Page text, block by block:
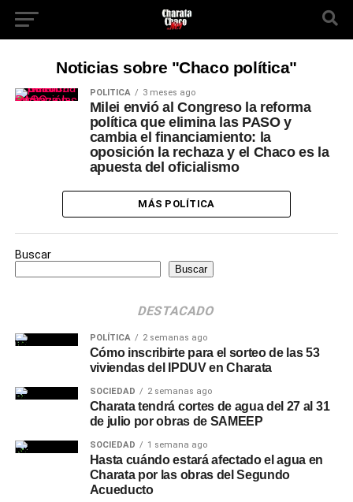
Noticias sobre "Chaco política"
POLÍTICA 3 meses ago
Milei envió al Congreso la reforma
política que elimina las PASO y
cambia el financiamiento: la
oposición la rechaza y el Chaco es la
apuesta del oficialismo
MÁS POLÍTICA
Buscar
Buscar
DESTACADO
POLÍTICA 2 semanas ago
Cómo inscribirte para el sorteo de las 53
viviendas del IPDUV en Charata
SOCIEDAD 2 semanas ago
Charata tendrá cortes de agua del 27 al 31
de julio por obras de SAMEEP
SOCIEDAD 1 semana ago
Hasta cuándo estará afectado el agua en
Charata por las obras del Segundo
Acueducto